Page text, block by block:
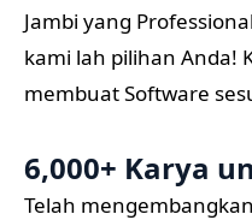
Jambi yang
kami lah pilihan Anda!
membuat Software
6,000+ Karya
Telah